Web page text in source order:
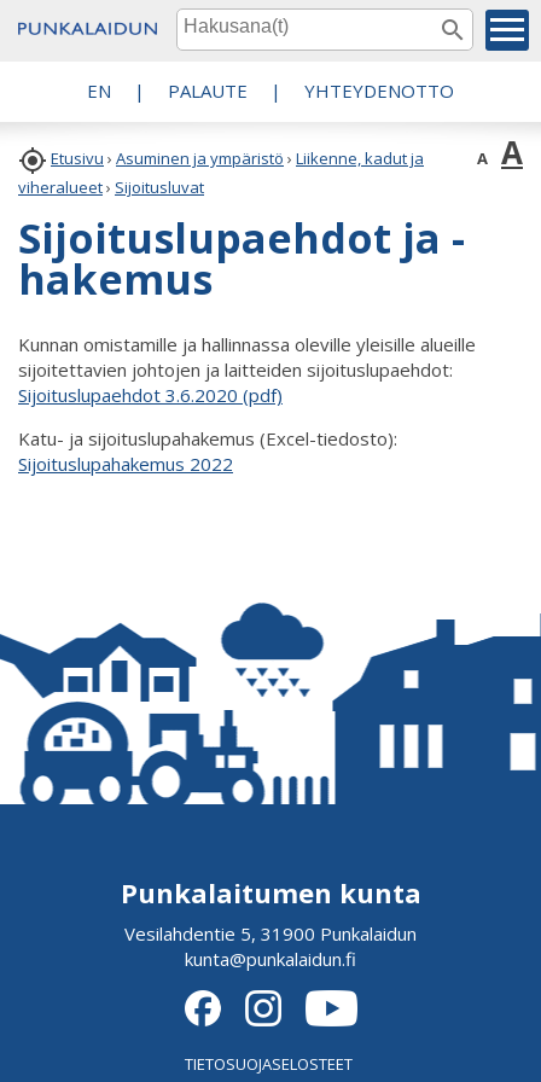
EN | PALAUTE | YHTEYDENOTTO
 Etusivu › Asuminen ja ympäristö › Liikenne, kadut ja
viheralueet› Sijoitusluvat
A A
Sijoituslupaehdot ja -
hakemus
Kunnan omistamille ja hallinnassa oleville yleisille alueille
sijoitettavien johtojen ja laitteiden sijoituslupaehdot:
Sijoituslupaehdot 3.6.2020 (pdf)
Katu- ja sijoituslupahakemus (Excel-tiedosto):
Sijoituslupahakemus 2022
Punkalaitumen kunta
Vesilahdentie 5, 31900 Punkalaidun
kunta@punkalaidun.fi
TIETOSUOJASELOSTEET